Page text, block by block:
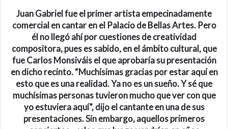
Juan Gabriel fue el primer artista empecinadamente
comercial en cantar en el Palacio de Bellas Artes. Pero
él no llegó ahí por cuestiones de creatividad
compositora, pues es sabido, en el ámbito cultural, que
fue Carlos Monsiváis el que aprobaría su presentación
en dicho recinto. “Muchísimas gracias por estar aquí en
esto que es una realidad. Ya no es un sueño. Y sé que
muchísimas personas tuvieron mucho que ver con que
yo estuviera aquí”, dijo el cantante en una de sus
presentaciones. Sin embargo, aquellos primeros